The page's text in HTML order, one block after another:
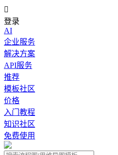

登录
AI
企业服务
解决方案
API服务
推荐
模板社区
价格
入门教程
知识社区
免费使用